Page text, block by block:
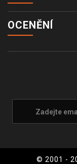
OCENĚNÍ
© 2001 -